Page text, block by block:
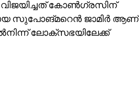
കോണ്‍ഗ്രസിന്
സുപോങ്മറെന്‍ ജാമിര്‍ ആണ്
ലോക്സഭയിലേക്ക്